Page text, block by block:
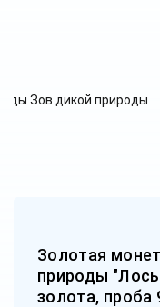
Золотая
природы
золота, проба